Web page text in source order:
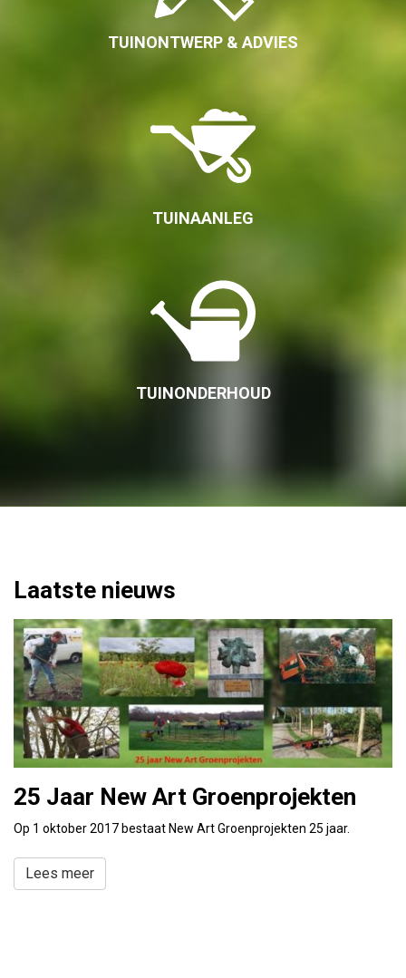
TUINONTWERP & ADVIES
TUINAANLEG
TUINONDERHOUD
Laatste nieuws
25 Jaar New Art Groenprojekten
Op 1 oktober 2017 bestaat New Art Groenprojekten 25 jaar.
Lees meer